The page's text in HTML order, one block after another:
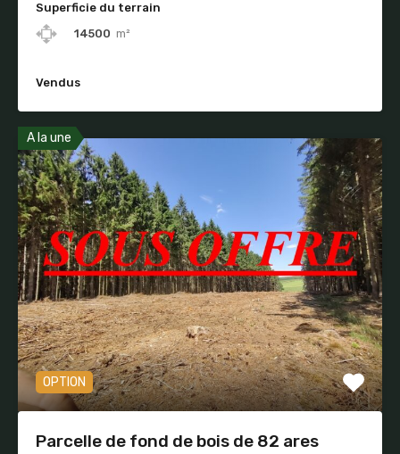
Superficie du terrain
14500 m²
Vendus
A la une
OPTION
Parcelle de fond de bois de 82 ares